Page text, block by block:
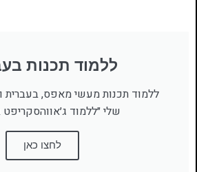
ללמוד תכנות
ללמוד תכנות מעשי מאפס,
שלי ״ללמוד ג׳אווהסקריפט
לחצו כאן